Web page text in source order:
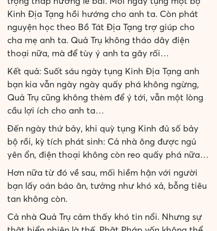
Kinh Địa Tạng hồi hướng cho anh ta. Còn phát
nguyện học theo Bồ Tát Địa Tạng trợ giúp cho
cha mẹ anh ta. Quả Trụ không tháo dây điện
thoại nữa, mà để tùy ý anh ta gây rối…
Kết quả: Suốt sáu ngày tụng Kinh Địa Tạng anh
bạn kia vẫn ngày ngày quấy phá không ngừng,
Quả Trụ cũng không thèm để ý tới, vẫn một lòng
cầu lợi ích cho anh ta…
Đến ngày thứ bảy, khi quỳ tụng Kinh đủ số bảy
bộ rồi, kỳ tích phát sinh: Cả nhà ông được ngủ
yên ổn, điện thoại không còn reo quấy phá nữa…
Hơn nữa từ đó về sau, mối hiềm hận với người
bạn lấy oán báo ân, tưởng như khó xả, bỗng tiêu
tan không còn.
Cả nhà Quả Trụ cảm thấy khó tin nổi. Nhưng sự